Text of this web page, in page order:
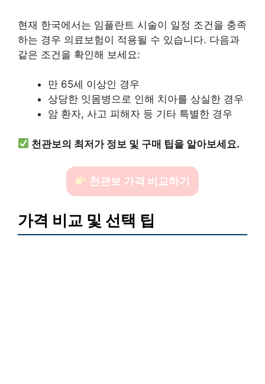
현재 한국에서는 임플란트 시술이 일정 조건을 충족
하는 경우 의료보험이 적용될 수 있습니다. 다음과
같은 조건을 확인해 보세요:
만 65세 이상인 경우
상당한 잇몸병으로 인해 치아를 상실한 경우
암 환자, 사고 피해자 등 기타 특별한 경우
천관보의 최저가 정보 및 구매 팁을 알아보세요.
천관보 가격 비교하기
가격 비교 및 선택 팁